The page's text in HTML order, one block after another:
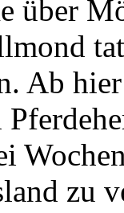
über
Ab
zu